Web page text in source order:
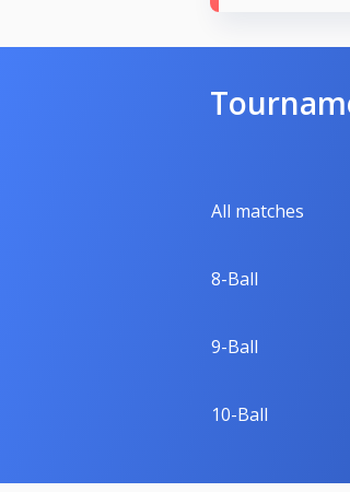
All matches
8-Ball
9-Ball
10-Ball